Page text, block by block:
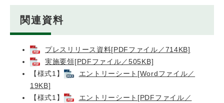
関連資料
プレスリリース資料[PDFファイル／714KB]
実施要領[PDFファイル／505KB]
【様式1】
エントリーシート[Wordファイル／
19KB]
【様式1】
エントリーシート[PDFファイル／